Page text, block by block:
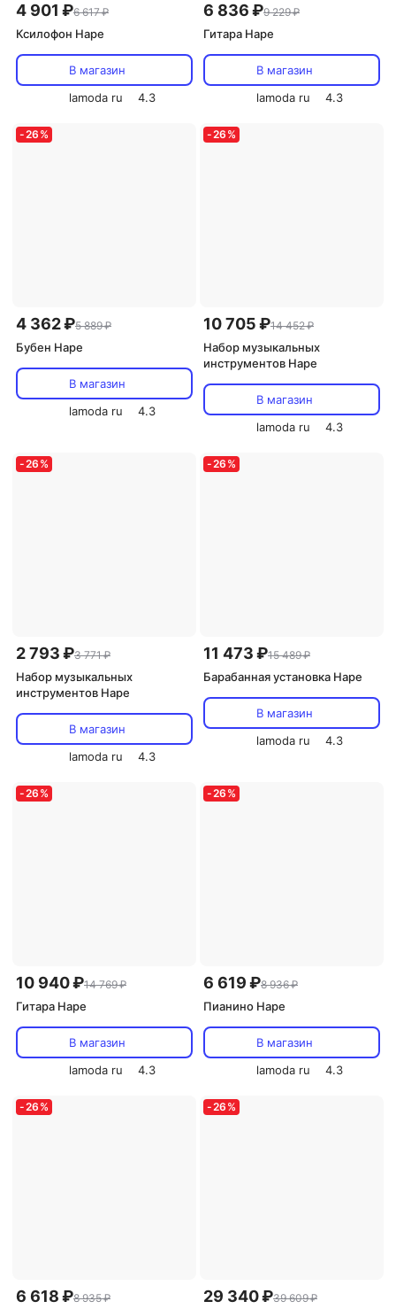
4 901 ₽6 617 ₽
Ксилофон Hape
В магазин
lamoda ru
4.3
6 836 ₽9 229 ₽
Гитара Hape
В магазин
lamoda ru
4.3
-26 %
4 362 ₽5 889 ₽
Бубен Hape
В магазин
lamoda ru
4.3
-26 %
10 705 ₽14 452 ₽
Набор музыкальных
инструментов Hape
В магазин
lamoda ru
4.3
-26 %
2 793 ₽3 771 ₽
Набор музыкальных
инструментов Hape
В магазин
lamoda ru
4.3
-26 %
11 473 ₽15 489 ₽
Барабанная установка Hape
В магазин
lamoda ru
4.3
-26 %
10 940 ₽14 769 ₽
Гитара Hape
В магазин
lamoda ru
4.3
-26 %
6 619 ₽8 936 ₽
Пианино Hape
В магазин
lamoda ru
4.3
-26 %
6 618 ₽8 935 ₽
-26 %
29 340 ₽39 609 ₽